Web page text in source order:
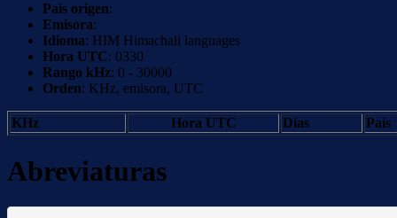
País origen:
Emisora:
Idioma: HIM Himachali languages
Hora UTC: 0330
Rango kHz: 0 - 30000
Orden: KHz, emisora, UTC
KHz Hora UTC Días País
Abreviaturas